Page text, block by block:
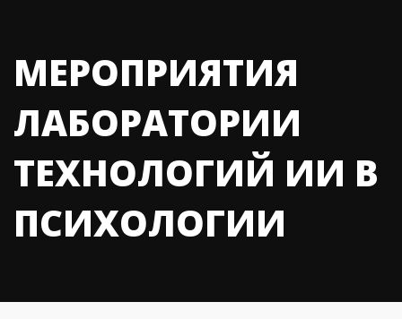
МЕРОПРИЯТИЯ
ЛАБОРАТОРИИ
ТЕХНОЛОГИЙ ИИ В
ПСИХОЛОГИИ